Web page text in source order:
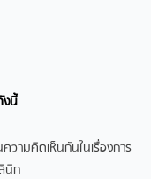
งนี้
วามคิดเห็นกันในเรื่องการ
นิก